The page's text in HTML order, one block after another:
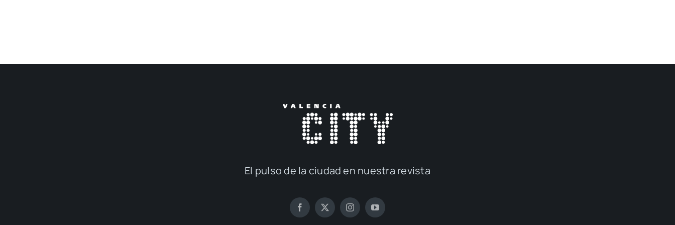
El pul­so de la ciu­dad en nues­tra revis­ta